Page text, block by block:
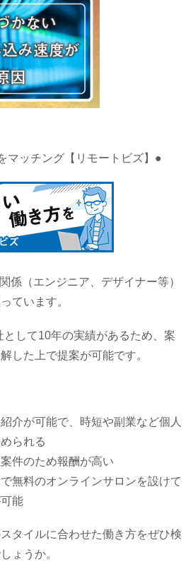
マッチング【リモートビズ】●
係（エンジニア、デザイナー等）
ています。
して10年の実績があるため、案
した上で提案が可能です。
介が可能で、時短や副業など個人
られる
件のため報酬が高い
無料のオンラインサロンを設けて
能
タイルに合わせた働き方をぜひ検
ょうか。